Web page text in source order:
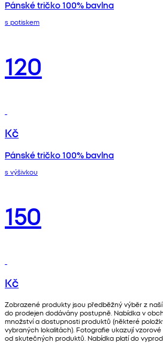
Pánské tričko 100% bavlna
s potiskem
120
Kč
Pánské tričko 100% bavlna
s výšivkou
150
Kč
Zobrazené produkty jsou předběžný výběr z
do prodejen dodávány postupně. Nabídka v
množství a dostupnosti produktů (některé
vybraných lokalitách). Fotografie ukazují
od skutečných produktů. Nabídka platí do